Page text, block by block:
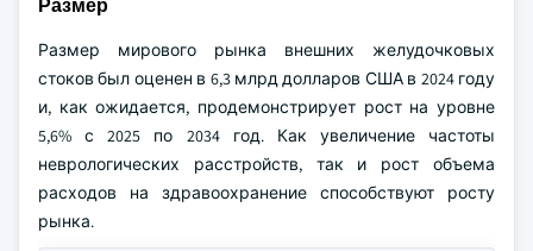
Размер
Размер мирового рынка внешних желудочковых
стоков был оценен в 6,3 млрд долларов США в 2024 году
и, как ожидается, продемонстрирует рост на уровне
5,6% с 2025 по 2034 год. Как увеличение частоты
неврологических расстройств, так и рост объема
расходов на здравоохранение способствуют росту
рынка.